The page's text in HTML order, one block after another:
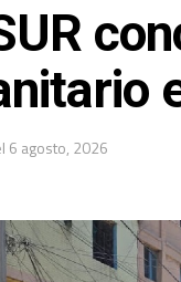
6 agosto, 2026